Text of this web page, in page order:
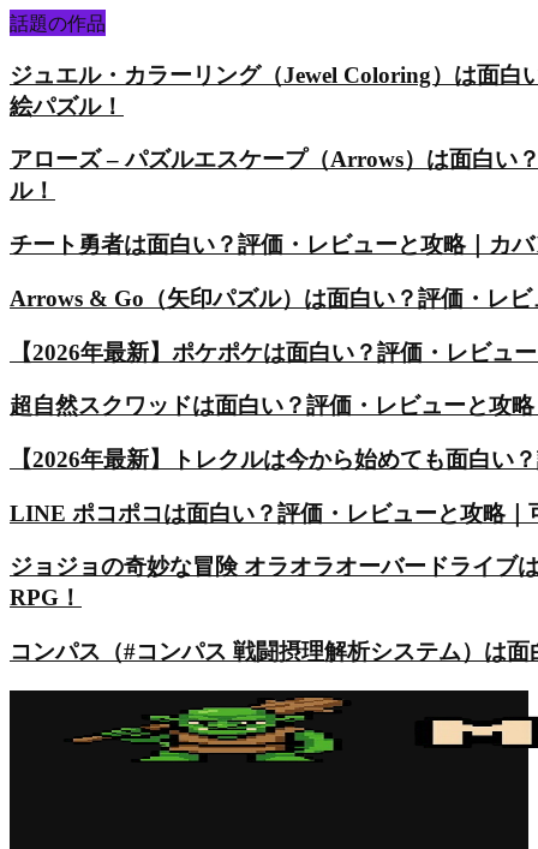
話題の作品
ジュエル・カラーリング（Jewel Coloring）は面
絵パズル！
アローズ – パズルエスケープ（Arrows）は面白い
ル！
チート勇者は面白い？評価・レビューと攻略｜カ
Arrows & Go（矢印パズル）は面白い？評価・レ
【2026年最新】ポケポケは面白い？評価・レビ
超自然スクワッドは面白い？評価・レビューと攻
【2026年最新】トレクルは今から始めても面白
LINE ポコポコは面白い？評価・レビューと攻略
ジョジョの奇妙な冒険 オラオラオーバードライブ
RPG！
コンパス（#コンパス 戦闘摂理解析システム）は